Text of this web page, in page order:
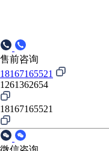
售前咨询
18167165521
1261362654
18167165521